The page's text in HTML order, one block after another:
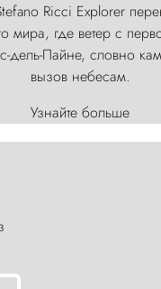
Ricci Explorer
мира, где ветер с
дель-Пайне, словно
вызов небесам.
Узнайте больше